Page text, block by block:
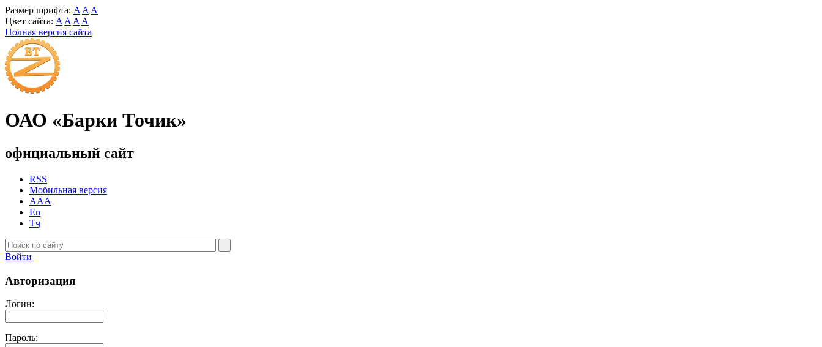
Размер шрифта: A A A
Цвет сайта: A A A A
Полная версия сайта
ОАО «Барки Точик»
официальный сайт
RSS
Мобильная версия
AAA
En
Тҷ
Войти
Авторизация
Логин:
Пароль: